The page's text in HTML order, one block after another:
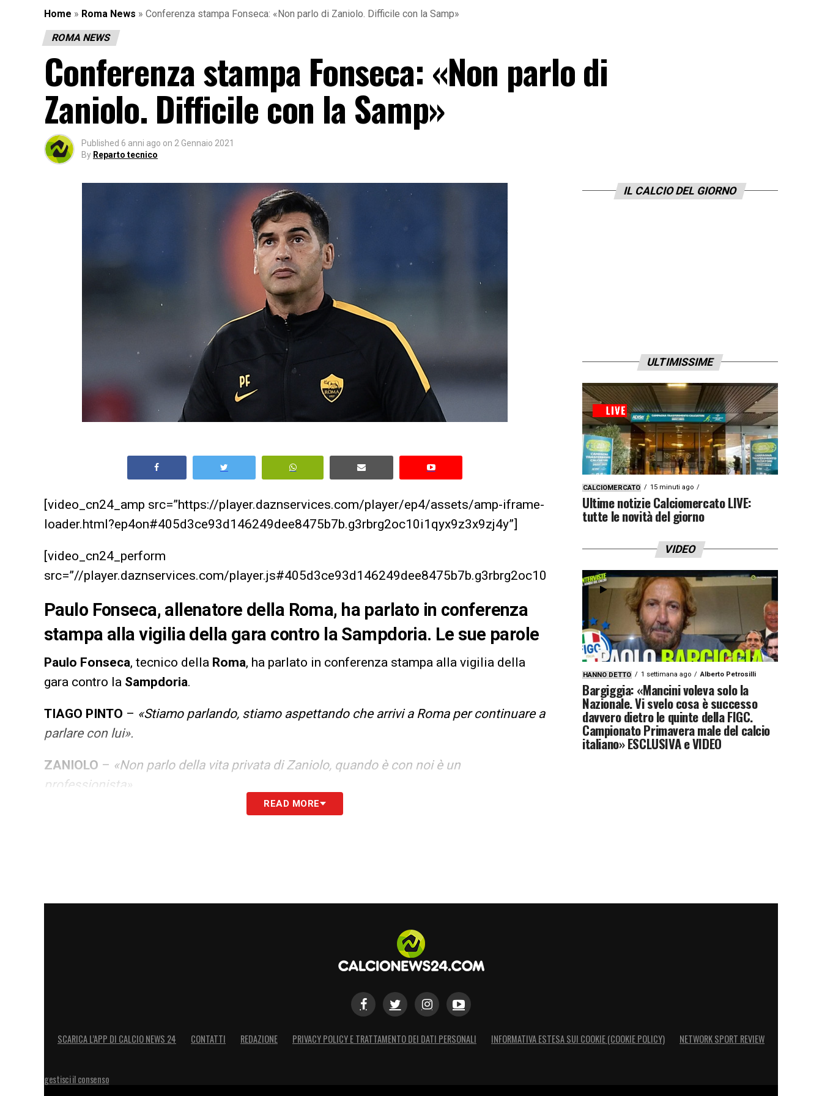
Home » Roma News » Conferenza stampa Fonseca: «Non parlo di Zaniolo. Difficile con la Samp»
ROMA NEWS
Conferenza stampa Fonseca: «Non parlo di
Zaniolo. Difficile con la Samp»
Published 6 anni ago on 2 Gennaio 2021
By Reparto tecnico
[video_cn24_amp src=”https://player.daznservices.com/player/ep4/assets/amp-iframe-
loader.html?ep4on#405d3ce93d146249dee8475b7b.g3rbrg2oc10i1qyx9z3x9zj4y”]
[video_cn24_perform
src=”//player.daznservices.com/player.js#405d3ce93d146249dee8475b7b.g3rbrg2oc10i1qyx9z3x9zj4y”]
Paulo Fonseca, allenatore della Roma, ha parlato in conferenza
stampa alla vigilia della gara contro la Sampdoria. Le sue parole
Paulo Fonseca, tecnico della Roma, ha parlato in conferenza stampa alla vigilia della
gara contro la Sampdoria.
TIAGO PINTO – «Stiamo parlando, stiamo aspettando che arrivi a Roma per continuare a
parlare con lui».
ZANIOLO – «Non parlo della vita privata di Zaniolo, quando è con noi è un
professionista».
«Mi sarebbe piaciuto, ma dobbiamo capire che non ci
un grandissimo allenatore. La Sampdoria ha sempre giocato bene contro le grandi, mi
READ MORE
IL CALCIO DEL GIORNO
ULTIMISSIME
CALCIOMERCATO 15 minuti ago
Ultime notizie Calciomercato LIVE:
tutte le novità del giorno
VIDEO
HANNO DETTO 1 settimana ago Alberto Petrosilli
Bargiggia: «Mancini voleva solo la
Nazionale. Vi svelo cosa è successo
davvero dietro le quinte della FIGC.
Campionato Primavera male del calcio
italiano» ESCLUSIVA e VIDEO
SCARICA L’APP DI CALCIO NEWS 24 CONTATTI REDAZIONE PRIVACY POLICY E TRATTAMENTO DEI DATI PERSONALI INFORMATIVA ESTESA SUI COOKIE (COOKIE POLICY) NETWORK SPORT REVIEW
gestisci il consenso